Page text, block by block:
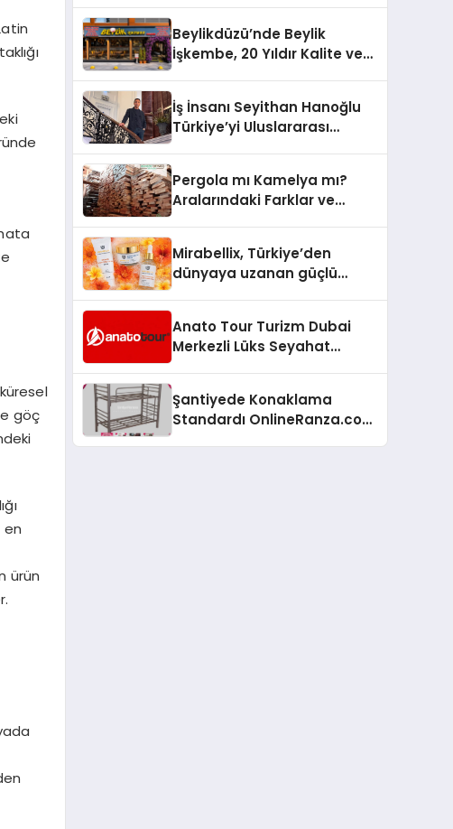
göç
en
ürün
Beylikdüzü’nde Beylik
İşkembe, 20 Yıldır Kalite ve
İş İnsanı Seyithan Hanoğlu
Türkiye’yi Uluslararası
Pergola mı Kamelya mı?
Aralarındaki Farklar ve
Mirabellix, Türkiye’den
dünyaya uzanan güçlü
Anato Tour Turizm Dubai
Merkezli Lüks Seyahat
Şantiyede Konaklama
Standardı OnlineRanza.com